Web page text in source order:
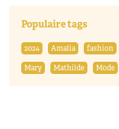
Populaire tags
2024 Amalia fashion
Mary
Mathilde Mode